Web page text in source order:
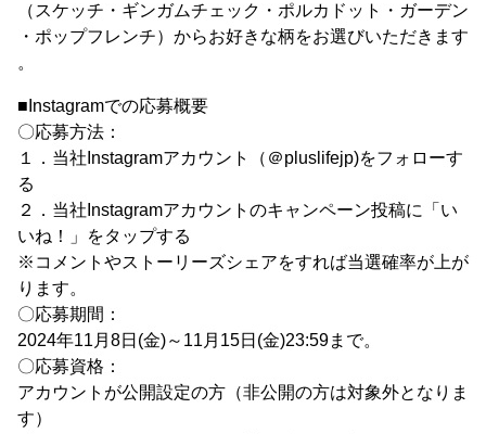
（スケッチ・ギンガムチェック・ポルカドット・ガーデン
・ポップフレンチ）からお好きな柄をお選びいただきます
。
■Instagramでの応募概要
〇応募方法：
１．当社Instagramアカウント（＠pluslifejp)をフォローす
る
２．当社Instagramアカウントのキャンペーン投稿に「い
いね！」をタップする
※コメントやストーリーズシェアをすれば当選確率が上が
ります。
〇応募期間：
2024年11月8日(金)～11月15日(金)23:59まで。
〇応募資格：
アカウントが公開設定の方（非公開の方は対象外となりま
す）